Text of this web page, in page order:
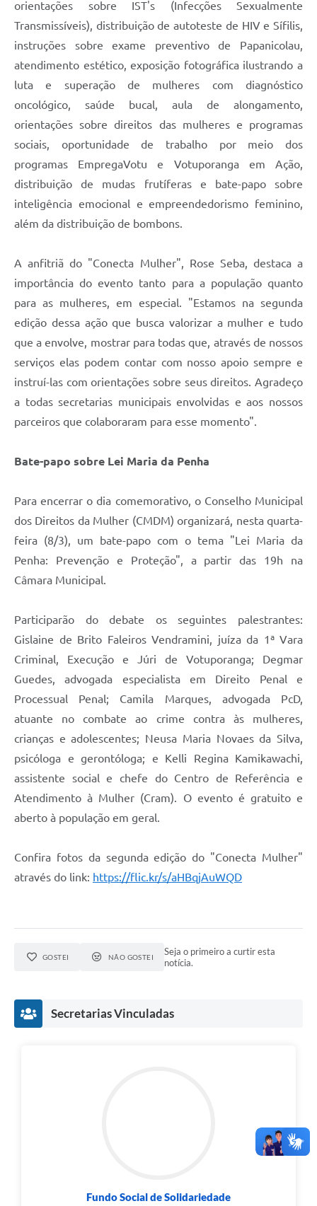
orientações sobre IST's (Infecções Sexualmente
Transmissíveis), distribuição de autoteste de HIV e Sífilis,
instruções sobre exame preventivo de Papanicolau,
atendimento estético, exposição fotográfica ilustrando a
luta e superação de mulheres com diagnóstico
oncológico, saúde bucal, aula de alongamento,
orientações sobre direitos das mulheres e programas
sociais, oportunidade de trabalho por meio dos
programas EmpregaVotu e Votuporanga em Ação,
distribuição de mudas frutíferas e bate-papo sobre
inteligência emocional e empreendedorismo feminino,
além da distribuição de bombons.
A anfitriã do "Conecta Mulher", Rose Seba, destaca a
importância do evento tanto para a população quanto
para as mulheres, em especial. "Estamos na segunda
edição dessa ação que busca valorizar a mulher e tudo
que a envolve, mostrar para todas que, através de nossos
serviços elas podem contar com nosso apoio sempre e
instruí-las com orientações sobre seus direitos. Agradeço
a todas secretarias municipais envolvidas e aos nossos
parceiros que colaboraram para esse momento".
Bate-papo sobre Lei Maria da Penha
Para encerrar o dia comemorativo, o Conselho Municipal
dos Direitos da Mulher (CMDM) organizará, nesta quarta-
feira (8/3), um bate-papo com o tema "Lei Maria da
Penha: Prevenção e Proteção", a partir das 19h na
Câmara Municipal.
Participarão do debate os seguintes palestrantes:
Gislaine de Brito Faleiros Vendramini, juíza da 1ª Vara
Criminal, Execução e Júri de Votuporanga; Degmar
Guedes, advogada especialista em Direito Penal e
Processual Penal; Camila Marques, advogada PcD,
atuante no combate ao crime contra às mulheres,
crianças e adolescentes; Neusa Maria Novaes da Silva,
psicóloga e gerontóloga; e Kelli Regina Kamikawachi,
assistente social e chefe do Centro de Referência e
Atendimento à Mulher (Cram). O evento é gratuito e
aberto à população em geral.
Confira fotos da segunda edição do "Conecta Mulher"
através do link: https://flic.kr/s/aHBqjAuWQD
GOSTEI NÃO GOSTEI
Seja o primeiro a curtir esta
notícia.
Secretarias Vinculadas
Fundo Social de Solidariedade